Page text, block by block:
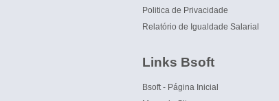
Politica de Privacidade
Relatório de Igualdade Salarial
Links Bsoft
Bsoft - Página Inicial